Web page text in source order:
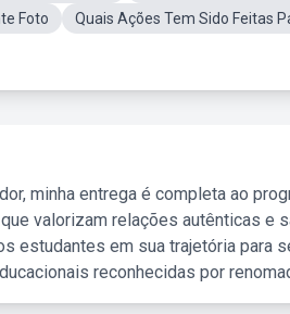
Foto
Quais Ações Tem Sido Feitas
minha entrega é completa ao
valorizam relações autênticas e
estudantes em sua trajetória para
reconhecidas por